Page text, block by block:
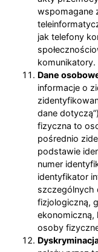
wspomagane
jak telefony
komunikatory.
Dane
informacje o
dane
fizyczna to
pośrednio
podstawie
numer
identyfikator
szczególnych
fizjologiczną,
ekonomiczną,
osoby